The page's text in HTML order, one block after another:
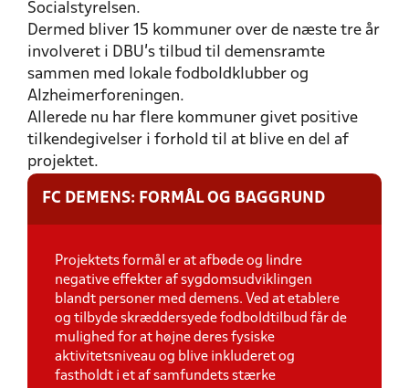
Socialstyrelsen.
Dermed bliver 15 kommuner over de næste tre år
involveret i DBU's tilbud til demensramte
sammen med lokale fodboldklubber og
Alzheimerforeningen.
Allerede nu har flere kommuner givet positive
tilkendegivelser i forhold til at blive en del af
projektet.
FC DEMENS: FORMÅL OG BAGGRUND
Projektets formål er at afbøde og lindre
negative effekter af sygdomsudviklingen
blandt personer med demens. Ved at etablere
og tilbyde skræddersyede fodboldtilbud får de
mulighed for at højne deres fysiske
aktivitetsniveau og blive inkluderet og
fastholdt i et af samfundets stærke